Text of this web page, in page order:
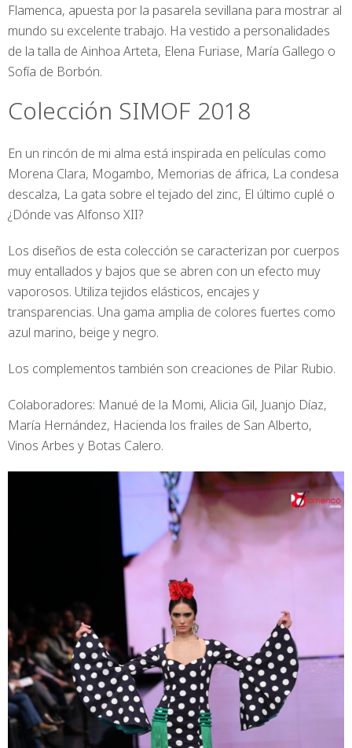
Flamenca, apuesta por la pasarela sevillana para mostrar al
mundo su excelente trabajo. Ha vestido a personalidades
de la talla de Ainhoa Arteta, Elena Furiase, María Gallego o
Sofía de Borbón.
Colección SIMOF 2018
En un rincón de mi alma está inspirada en películas como
Morena Clara, Mogambo, Memorias de áfrica, La condesa
descalza, La gata sobre el tejado del zinc, El último cuplé o
¿Dónde vas Alfonso XII?
Los diseños de esta colección se caracterizan por cuerpos
muy entallados y bajos que se abren con un efecto muy
vaporosos. Utiliza tejidos elásticos, encajes y
transparencias. Una gama amplia de colores fuertes como
azul marino, beige y negro.
Los complementos también son creaciones de Pilar Rubio.
Colaboradores: Manué de la Momi, Alicia Gil, Juanjo Díaz,
María Hernández, Hacienda los frailes de San Alberto,
Vinos Arbes y Botas Calero.